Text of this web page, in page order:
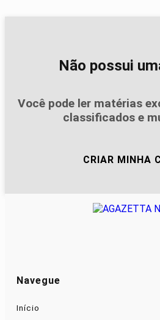
Não possui
Você pode ler matérias
classificados e
CRIAR MINHA
Navegue
Início